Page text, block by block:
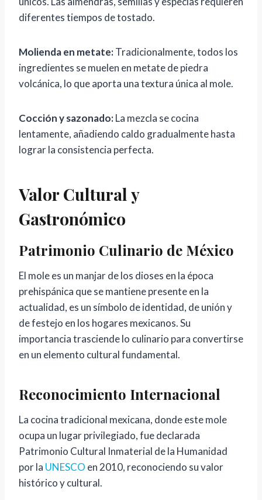
diferentes tiempos de tostado.
Molienda en metate:Tradicionalmente, todos los
ingredientes se muelen en metate de piedra
volcánica, lo que aporta una textura única al mole.
Cocción y sazonado:La mezcla se cocina
lentamente, añadiendo caldo gradualmente hasta
lograr la consistencia perfecta.
Valor Cultural y
Gastronómico
Patrimonio Culinario de México
El mole es un manjar de los dioses en la época
prehispánica que se mantiene presente en la
actualidad, es un símbolo de identidad, de unión y
de festejo en los hogares mexicanos. Su
importancia trasciende lo culinario para convertirse
en un elemento cultural fundamental.
Reconocimiento Internacional
La cocina tradicional mexicana, donde este mole
ocupa un lugar privilegiado, fue declarada
Patrimonio Cultural Inmaterial de la Humanidad
por la UNESCO en 2010, reconociendo su valor
histórico y cultural.